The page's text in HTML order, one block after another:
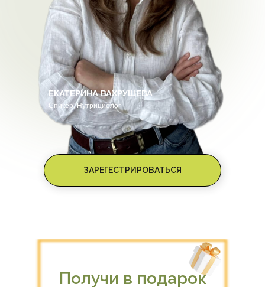
Спикер, Нутрициолог
ЕКАТЕРИНА ВАХРУШЕВА
ЗАРЕГЕСТРИРОВАТЬСЯ
Получи в подарок